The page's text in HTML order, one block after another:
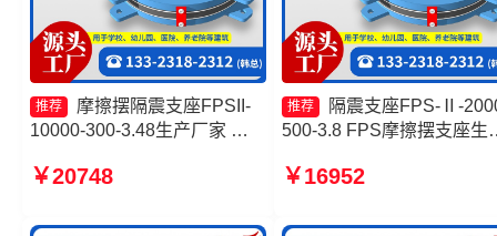
推荐
摩擦摆隔震支座FPSII-
10000-300-3.48生产厂家 摩
400-4.11 建筑摩擦隔震支座生
球型支座源头工厂
￥20748
推荐
隔震支座FPS-Ⅱ-
500-3.8 FPS摩擦摆支座生
FPS支座源头工厂
￥16952